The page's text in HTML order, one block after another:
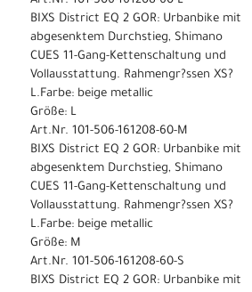
BIXS District EQ 2 GOR: Urbanbike mit
abgesenktem Durchstieg, Shimano
CUES 11-Gang-Kettenschaltung und
Vollausstattung. Rahmengr?ssen XS?
L.Farbe: beige metallic
Größe: L
Art.Nr. 101-506-161208-60-M
BIXS District EQ 2 GOR: Urbanbike mit
abgesenktem Durchstieg, Shimano
CUES 11-Gang-Kettenschaltung und
Vollausstattung. Rahmengr?ssen XS?
L.Farbe: beige metallic
Größe: M
Art.Nr. 101-506-161208-60-S
BIXS District EQ 2 GOR: Urbanbike mit